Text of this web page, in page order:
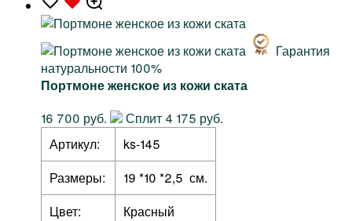
Гарантия
натуральности 100%
Портмоне женское из кожи ската
16 700 руб.
Сплит 4 175 руб.
Артикул:
ks-145
Размеры:
19 *10 *2,5 см.
Цвет:
Красный